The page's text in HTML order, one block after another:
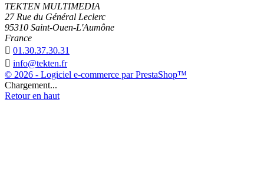
TEKTEN MULTIMEDIA
27 Rue du Général Leclerc
95310 Saint-Ouen-L'Aumône
France
 01.30.37.30.31
 info@tekten.fr
© 2026 - Logiciel e-commerce par PrestaShop™
Chargement...
Retour en haut